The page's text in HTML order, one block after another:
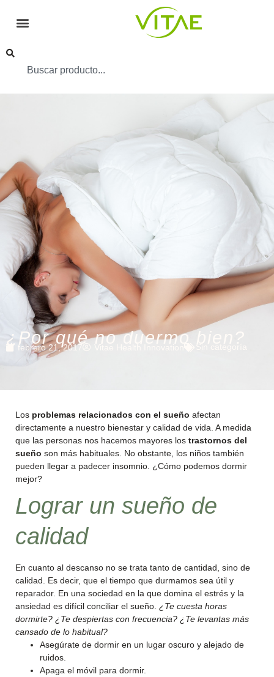
¿Por qué no duermo bien?
febrero 21, 2017 Vitae Health Innovation
Los problemas relacionados con el sueño afectan
directamente a nuestro bienestar y calidad de vida. A medida
que las personas nos hacemos mayores los trastornos del
sueño son más habituales. No obstante, los niños también
pueden llegar a padecer insomnio. ¿Cómo podemos dormir
mejor?
Lograr un sueño de
calidad
En cuanto al descanso no se trata tanto de cantidad, sino de
calidad. Es decir, que el tiempo que durmamos sea útil y
reparador. En una sociedad en la que domina el estrés y la
ansiedad es difícil conciliar el sueño. ¿Te cuesta horas
dormirte? ¿Te despiertas con frecuencia? ¿Te levantas más
cansado de lo habitual?
Asegúrate de dormir en un lugar oscuro y alejado de
ruidos.
Apaga el móvil para dormir.